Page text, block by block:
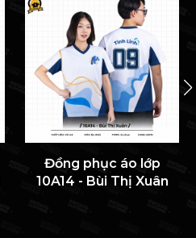
Đồng phục áo lớp
10A14 - Bùi Thị Xuân